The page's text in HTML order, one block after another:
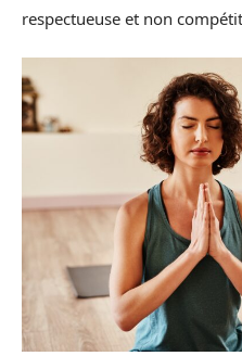
respectueuse et non